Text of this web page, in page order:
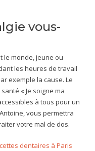
vous-
le monde, jeune ou
les heures de travail
exemple la cause. Le
« Je soigne ma
à tous pour un
vous permettra
votre mal de dos.
dentaires à Paris